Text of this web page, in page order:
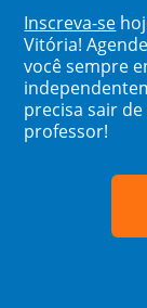
Inscreva-se
Vitória!
você sempre
precisa sair
professor!